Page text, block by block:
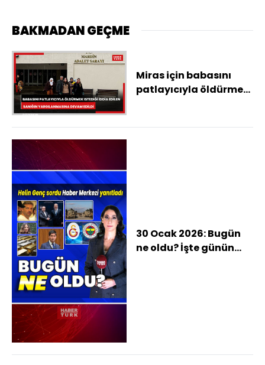
BAKMADAN GEÇME
Miras için babasını
patlayıcıyla öldürmek
yargılanmasına
30 Ocak 2026: Bugün
ne oldu? İşte günün